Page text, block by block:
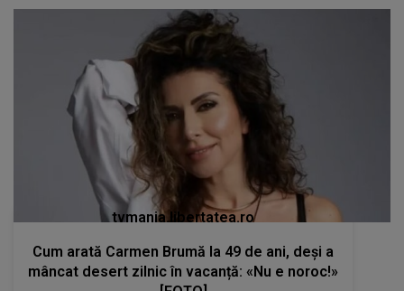
tvmania.libertatea.ro
Cum arată Carmen Brumă la 49 de ani, deși a
mâncat desert zilnic în vacanță: «Nu e noroc!»